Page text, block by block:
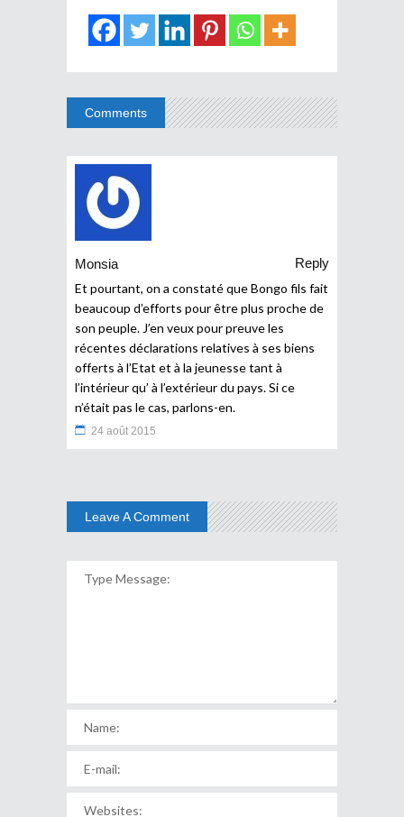
Comments
Monsia
Reply
Et pourtant, on a constaté que Bongo fils fait
beaucoup d’efforts pour être plus proche de
son peuple. J’en veux pour preuve les
récentes déclarations relatives à ses biens
offerts à l’Etat et à la jeunesse tant à
l’intérieur qu’ à l’extérieur du pays. Si ce
n’était pas le cas, parlons-en.
24 août 2015
Leave A Comment